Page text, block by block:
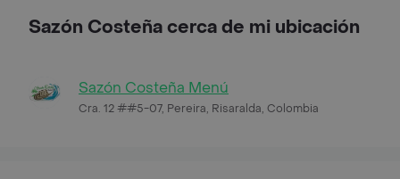
Sazón Costeña cerca de mi ubicación
Sazón Costeña Menú
Cra. 12 ##5-07, Pereira, Risaralda, Colombia